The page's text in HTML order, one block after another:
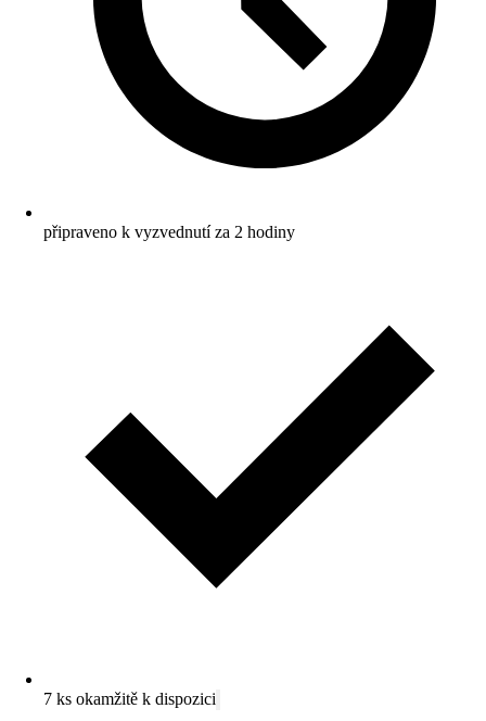
připraveno k vyzvednutí za 2 hodiny
7 ks okamžitě k dispozici